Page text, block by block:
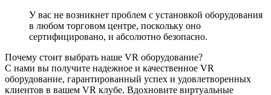
У вас не возникнет проблем с установкой оборудования
в любом торговом центре, поскольку оно
сертифицировано, и абсолютно безопасно.
Почему стоит выбрать наше VR оборудование?
С нами вы получите надежное и качественное VR
оборудование, гарантированный успех и удовлетворенных
клиентов в вашем VR клубе. Вдохновите виртуальные